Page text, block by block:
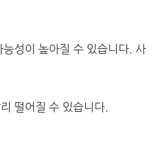
능성이 높아질 수 있습니다. 사
떨어질 수 있습니다.